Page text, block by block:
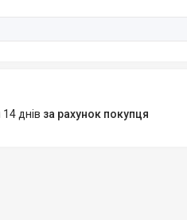
днів за рахунок покупця